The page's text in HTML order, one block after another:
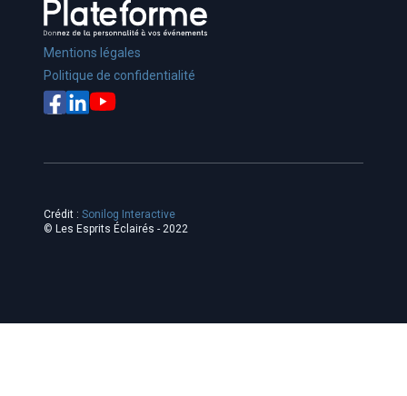
Mentions légales
Politique de confidentialité
Crédit : Sonilog Interactive
© Les Esprits Éclairés - 2022